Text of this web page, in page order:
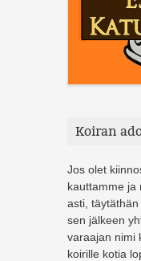
Koiran
Jos olet
kauttamme ja
asti,
sen jälkeen
varaajan nimi
koirille kotia